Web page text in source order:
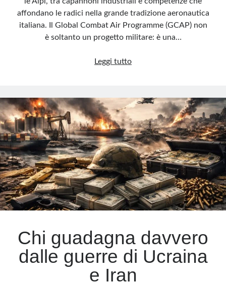
affondano le radici nella grande tradizione aeronautica
italiana. Il Global Combat Air Programme (GCAP) non
è soltanto un progetto militare: è una…
Leggi tuttoIl
futuro
parla
torinese
Chi guadagna davvero
dalle guerre di Ucraina
e Iran